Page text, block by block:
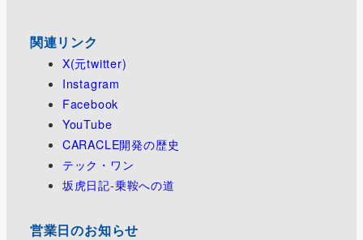
関連リンク
X(元twitter)
Instagram
Facebook
YouTube
CARACLE開発の歴史
テック・ワン
坂虎日記-乗鞍への道
営業日のお知らせ